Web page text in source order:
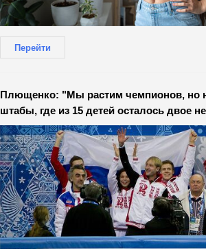
Перейти
Плющенко: "Мы растим чемпионов, но
штабы, где из 15 детей осталось двое